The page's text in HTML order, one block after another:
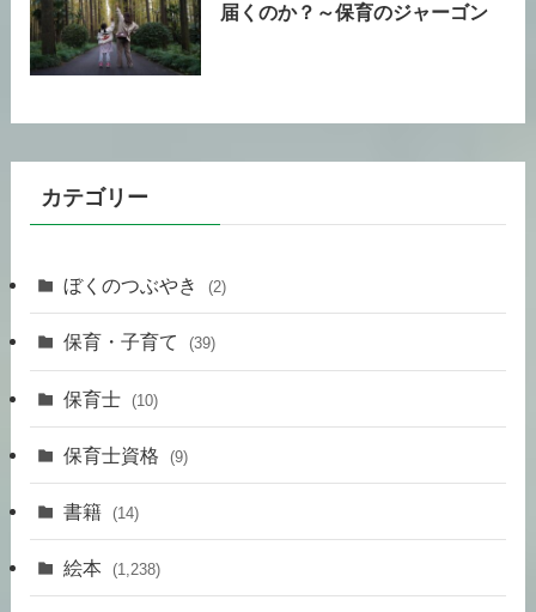
届くのか？～保育のジャーゴン
カテゴリー
ぼくのつぶやき (2)
保育・子育て (39)
保育士 (10)
保育士資格 (9)
書籍 (14)
絵本 (1,238)